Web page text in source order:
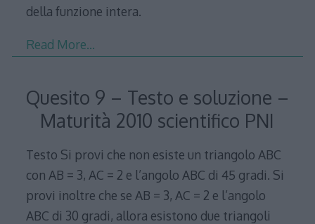
della funzione intera.
Read More…
Quesito 9 – Testo e soluzione –
Maturità 2010 scientifico PNI
Testo Si provi che non esiste un triangolo ABC
con AB = 3, AC = 2 e l’angolo ABC di 45 gradi. Si
provi inoltre che se AB = 3, AC = 2 e l’angolo
ABC di 30 gradi, allora esistono due triangoli